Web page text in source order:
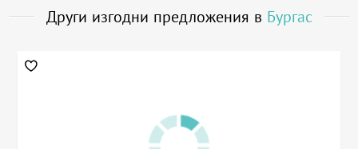
Други изгодни предложения в Бургас